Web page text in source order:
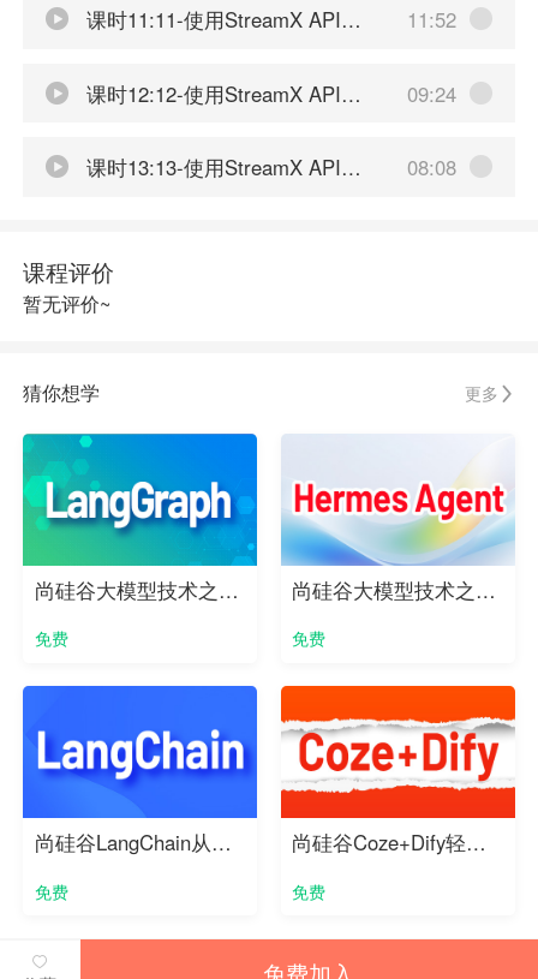
课时11:11-使用StreamX API开发流式应用-写入MySQL 11:52
课时12:12-使用StreamX API开发流式应用-使用StreamX平台提交 09:24
课时13:13-使用StreamX API开发SQL应用 08:08
课程评价
暂无评价~
猜你想学 更多
尚硅谷大模型技术之LangGraph实战教程
免费
尚硅谷大模型技术之Hermes Agent实战教程
免费
尚硅谷LangChain从入门到实战（2026版）
免费
尚硅谷Coze+Dify轻松开发Agent智能体
免费
免费加入